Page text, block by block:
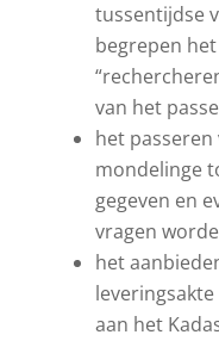
tussentijdse
begrepen
van het
het passeren
mondelinge
gegeven en
vragen
het
aan het